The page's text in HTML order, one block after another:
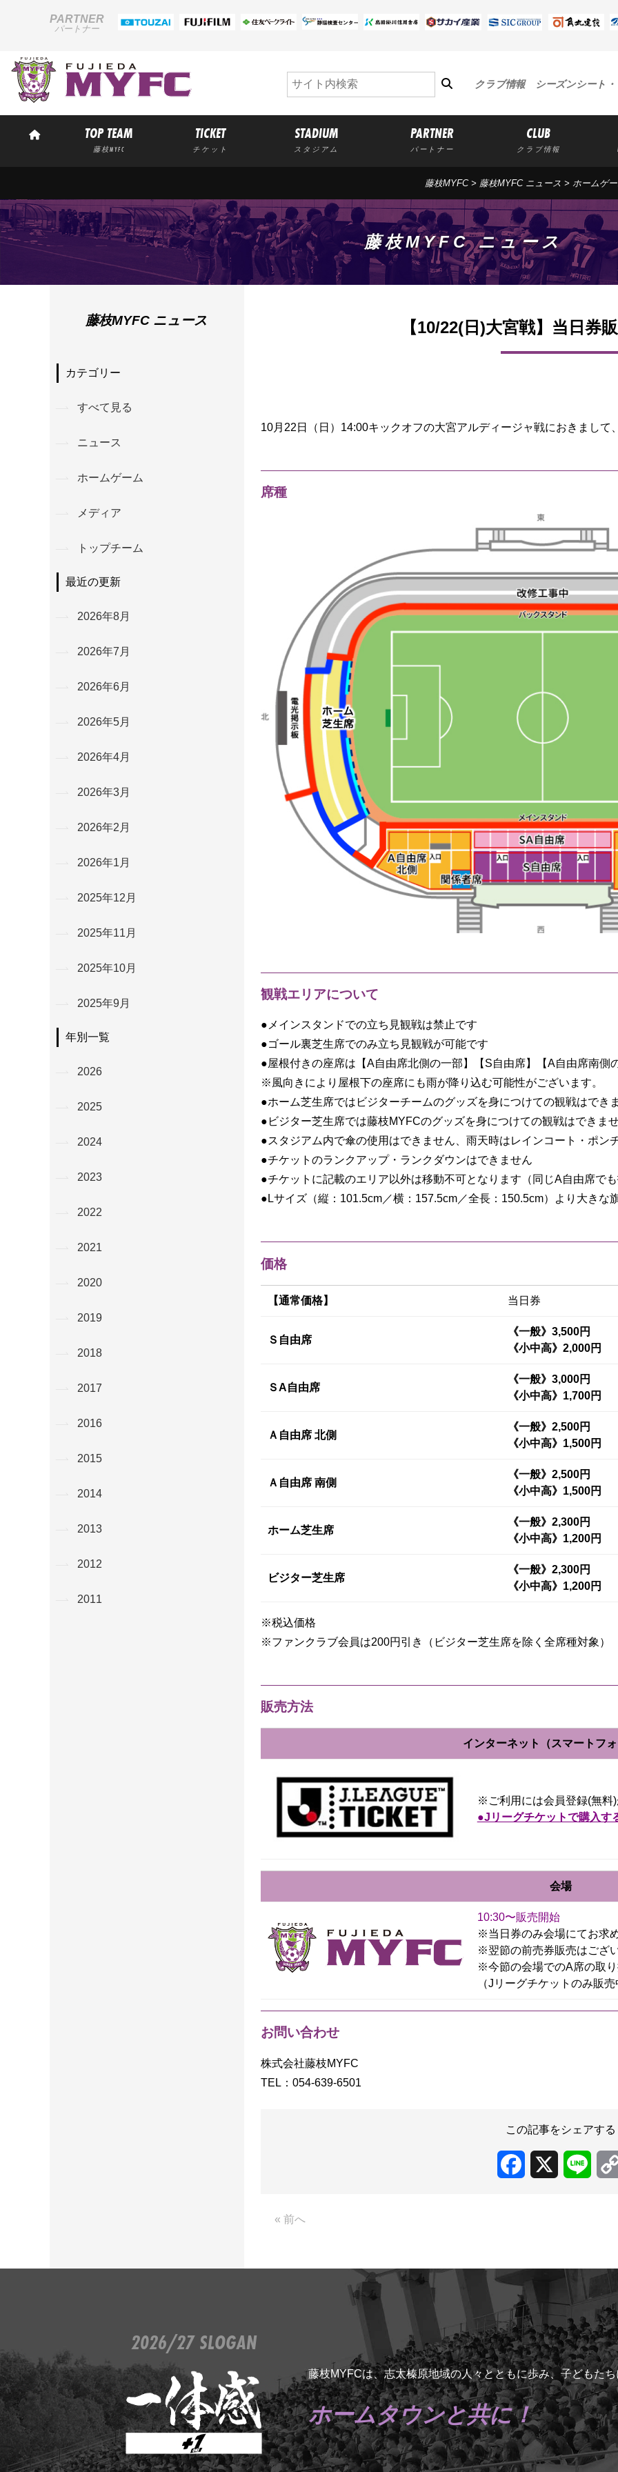
PARTNER
パートナー
クラブ情報 シーズンシート
TOP TEAM
藤枝MYFC
TICKET
チケット
STADIUM
スタジアム
PARTNER
パートナー
CLUB
クラブ情報
藤枝MYFC> 藤枝MYFC ニュース > ホームゲ
藤枝MYFC ニュース
【10/22(日)大宮戦】当日券
10月22日（日）14:00キックオフの大宮アルディージャ戦におきまして
席種
観戦エリアについて
●メインスタンドでの立ち見観戦は禁止です
●ゴール裏芝生席でのみ立ち見観戦が可能です
●屋根付きの座席は【A自由席北側の一部】【S自由席】【A自由席南側
※風向きにより屋根下の座席にも雨が降り込む可能性がございます。
●ホーム芝生席ではビジターチームのグッズを身につけての観戦はでき
●ビジター芝生席では藤枝MYFCのグッズを身につけての観戦はできま
●スタジアム内で傘の使用はできません、雨天時はレインコート・ポン
●チケットのランクアップ・ランクダウンはできません
●チケットに記載のエリア以外は移動不可となります（同じA自由席で
●Lサイズ（縦：101.5cm／横：157.5cm／全長：150.5cm）より大きな
価格
【通常価格】 当日券
Ｓ自由席
《一般》3,500円
《小中高》2,000円
ＳA自由席
《一般》3,000円
《小中高》1,700円
Ａ自由席 北側
《一般》2,500円
《小中高》1,500円
Ａ自由席 南側
《一般》2,500円
《小中高》1,500円
ホーム芝生席
《一般》2,300円
《小中高》1,200円
ビジター芝生席
《一般》2,300円
《小中高》1,200円
※税込価格
※ファンクラブ会員は200円引き（ビジター芝生席を除く全席種対象）
販売方法
インターネット（スマートフォ
※ご利用には会員登録(無料
●Jリーグチケットで購入す
会場
10:30〜販売開始
※当日券のみ会場にてお求
※翌節の前売券販売はござ
※今節の会場でのA席の取
（Jリーグチケットのみ販売
お問い合わせ
株式会社藤枝MYFC
TEL：054-639-6501
この記事をシェアする
Facebook Line
« 前へ
藤枝MYFC ニュース
カテゴリー
すべて見る
ニュース
ホームゲーム
メディア
トップチーム
最近の更新
2026年8月
2026年7月
2026年6月
2026年5月
2026年4月
2026年3月
2026年2月
2026年1月
2025年12月
2025年11月
2025年10月
2025年9月
年別一覧
2026
2025
2024
2023
2022
2021
2020
2019
2018
2017
2016
2015
2014
2013
2012
2011
2026/27 SLOGAN
藤枝MYFCは、志太榛原地域の人々とともに歩み、子どもた
ホームタウンと共に！